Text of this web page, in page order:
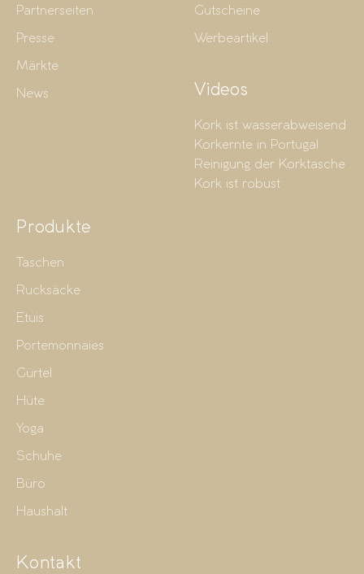
Partnerseiten
Presse
Märkte
News
Gutscheine
Werbeartikel
Videos
Kork ist wasserabweisend
Korkernte in Portugal
Reinigung der Korktasche
Kork ist robust
Produkte
Taschen
Rucksäcke
Etuis
Portemonnaies
Gürtel
Hüte
Yoga
Schuhe
Büro
Haushalt
Kontakt